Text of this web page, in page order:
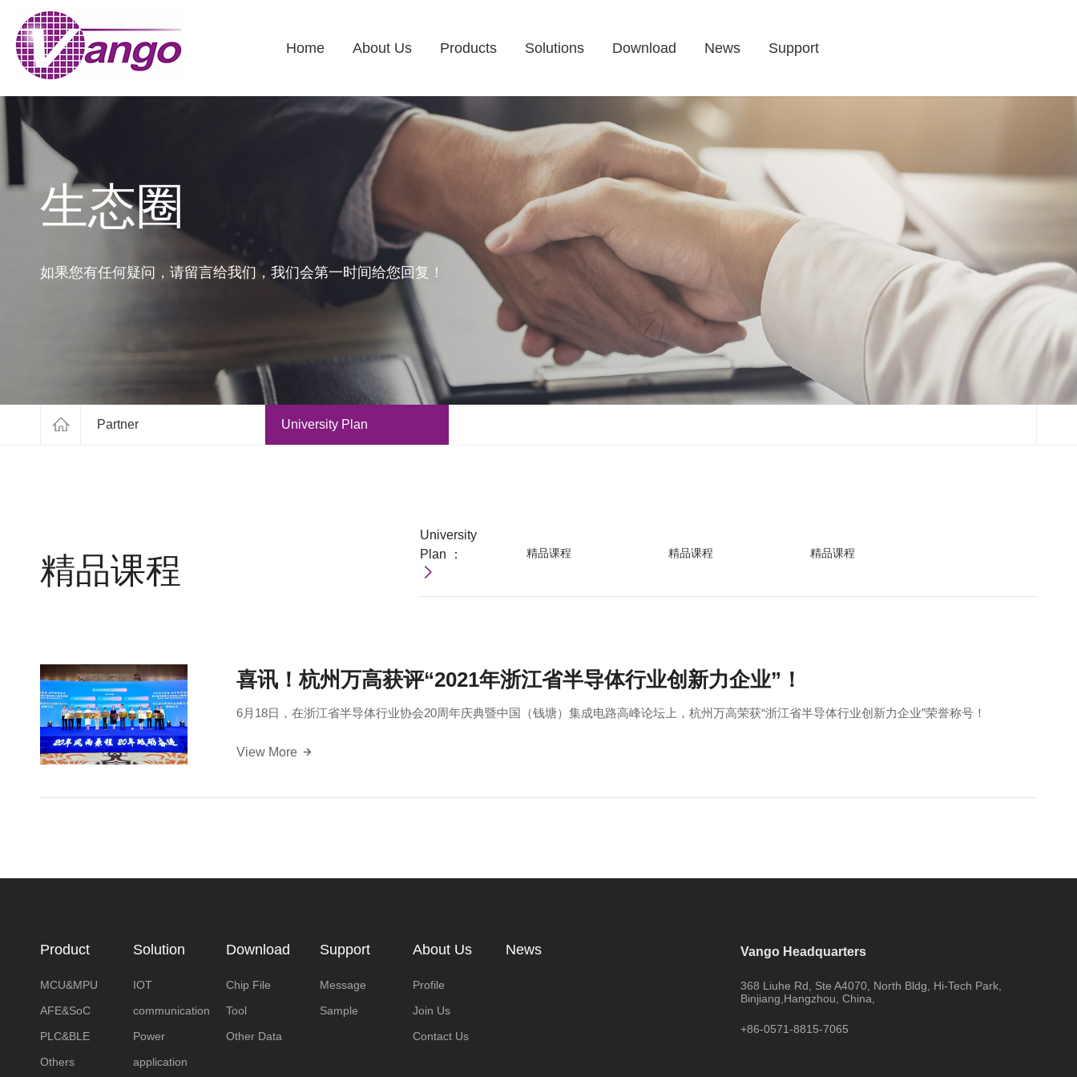
Home About Us Products Solutions Download News Support
生态圈
如果您有任何疑问，请留言给我们，我们会第一时间给您回复！
Partner University Plan
精品课程
University
Plan ：
精品课程 精品课程 精品课程
喜讯！杭州万高获评“2021年浙江省半导体行业创新力企业”！
6月18日，在浙江省半导体行业协会20周年庆典暨中国（钱塘）集成电路高峰论坛上，杭州万高荣获“浙江省半导体行业创新力企业”荣誉称号！
View More
Product
MCU&MPU
AFE&SoC
PLC&BLE
Others
Solution
IOT
communication
Power
application
Download
Chip File
Tool
Other Data
Support
Message
Sample
About Us
Profile
Join Us
Contact Us
News Vango Headquarters
368 Liuhe Rd, Ste A4070, North Bldg, Hi-Tech Park,
Binjiang,Hangzhou, China,
+86-0571-8815-7065